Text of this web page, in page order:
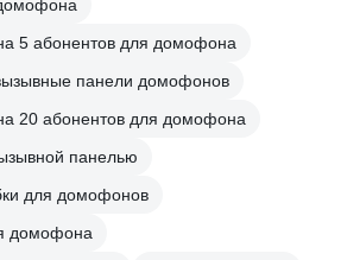
5 абонентов для домофона
панели домофонов
20 абонентов для домофона
панелью
для домофонов
домофона